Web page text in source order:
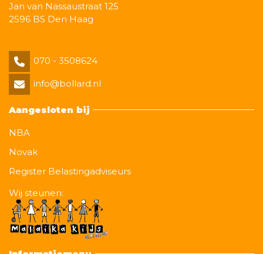
Jan van Nassaustraat 125
2596 BS Den Haag
070 - 3508624
info@bollard.nl
Aangesloten bij
NBA
Novak
Register Belastingadviseurs
Wij steunen: